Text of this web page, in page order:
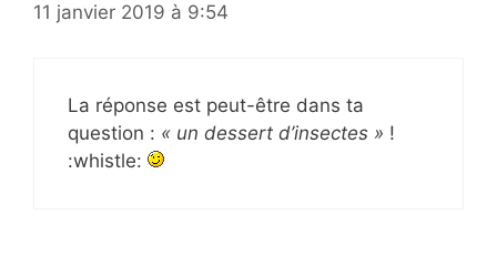
11 janvier 2019 à 9:54
La réponse est peut-être dans ta
question : « un dessert d’insectes » !
:whistle: